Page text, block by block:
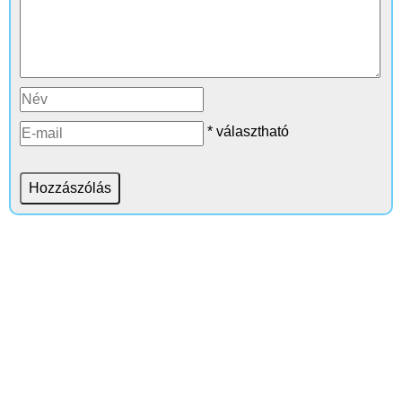
* választható